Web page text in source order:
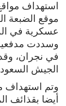
استهداف
موقع الضبعة
عسكرية في
وسددت
في نجران،
الجيش
وتم
أيضا بقذائف